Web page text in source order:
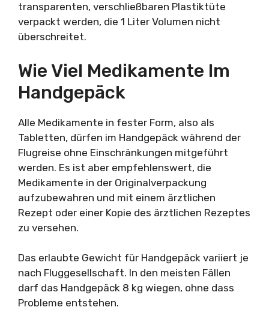
transparenten, verschließbaren Plastiktüte
verpackt werden, die 1 Liter Volumen nicht
überschreitet.
Wie Viel Medikamente Im
Handgepäck
Alle Medikamente in fester Form, also als
Tabletten, dürfen im Handgepäck während der
Flugreise ohne Einschränkungen mitgeführt
werden. Es ist aber empfehlenswert, die
Medikamente in der Originalverpackung
aufzubewahren und mit einem ärztlichen
Rezept oder einer Kopie des ärztlichen Rezeptes
zu versehen.
Das erlaubte Gewicht für Handgepäck variiert je
nach Fluggesellschaft. In den meisten Fällen
darf das Handgepäck 8 kg wiegen, ohne dass
Probleme entstehen.